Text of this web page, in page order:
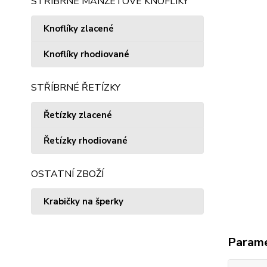
Knoflíky zlacené
Knoflíky rhodiované
STŘÍBRNÉ ŘETÍZKY
Řetízky zlacené
Řetízky rhodiované
OSTATNÍ ZBOŽÍ
Krabičky na šperky